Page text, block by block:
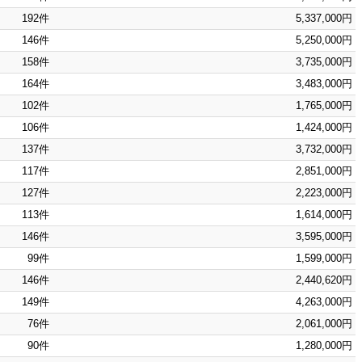
192件
5,337,000円
146件
5,250,000円
158件
3,735,000円
164件
3,483,000円
102件
1,765,000円
106件
1,424,000円
137件
3,732,000円
117件
2,851,000円
127件
2,223,000円
113件
1,614,000円
146件
3,595,000円
99件
1,599,000円
146件
2,440,620円
149件
4,263,000円
76件
2,061,000円
90件
1,280,000円